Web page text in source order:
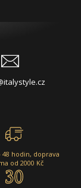
48 hodin, doprava
od 2000 Kč